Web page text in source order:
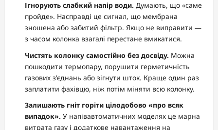
Ігнорують слабкий напір води. Думають, що «саме
пройде». Насправді це сигнал, що мембрана
зношена або забитий фільтр. Якщо не виправити —
з часом колонка взагалі перестане вмикатися.
Чистять колонку самостійно без досвіду. Можна
пошкодити термопару, порушити герметичність
газових з’єднань або зігнути шток. Краще один раз
заплатити фахівцю, ніж потім міняти всю колонку.
Залишають гніт горіти цілодобово «про всяк
випадок». У напівавтоматичних моделях це марна
витрата газу і додаткове навантаження на